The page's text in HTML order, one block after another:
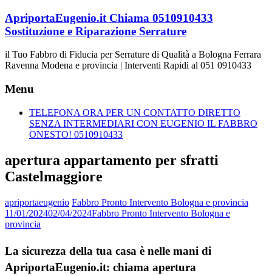
Vai
al
contenuto
ApriportaEugenio.it Chiama 0510910433
Sostituzione e Riparazione Serrature
il Tuo Fabbro di Fiducia per Serrature di Qualità a Bologna Ferrara
Ravenna Modena e provincia | Interventi Rapidi al 051 0910433
Menu
TELEFONA ORA PER UN CONTATTO DIRETTO
SENZA INTERMEDIARI CON EUGENIO IL FABBRO
ONESTO! 0510910433
apertura appartamento per sfratti
Castelmaggiore
apriportaeugenio Fabbro Pronto Intervento Bologna e provincia
11/01/202402/04/2024Fabbro Pronto Intervento Bologna e
provincia
La sicurezza della tua casa è nelle mani di
ApriportaEugenio.it: chiama apertura